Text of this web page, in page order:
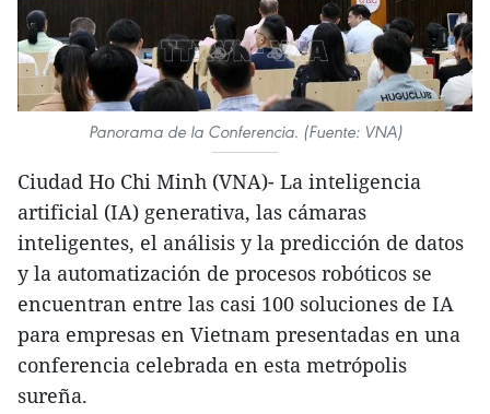
Panorama de la Conferencia. (Fuente: VNA)
Ciudad Ho Chi Minh (VNA)- La inteligencia
artificial (IA) generativa, las cámaras
inteligentes, el análisis y la predicción de datos
y la automatización de procesos robóticos se
encuentran entre las casi 100 soluciones de IA
para empresas en Vietnam presentadas en una
conferencia celebrada en esta metrópolis
sureña.